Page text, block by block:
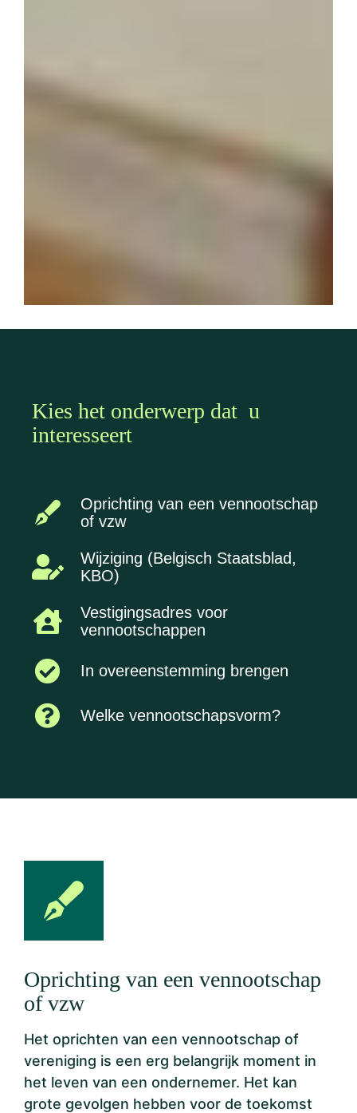
Kies het onderwerp dat u
interesseert
Oprichting van een vennootschap
of vzw
Wijziging (Belgisch Staatsblad,
KBO)
Vestigingsadres voor
vennootschappen
In overeenstemming brengen
Welke vennootschapsvorm?
Oprichting van een vennootschap
of vzw
Het oprichten van een vennootschap of
vereniging is een erg belangrijk moment in
het leven van een ondernemer. Het kan
grote gevolgen hebben voor de toekomst